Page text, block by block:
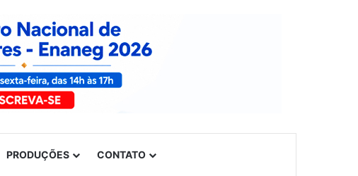
PRODUÇÕES CONTATO